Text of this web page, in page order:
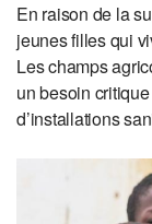
En raison de la
jeunes filles qui
Les champs
un besoin
d’installations